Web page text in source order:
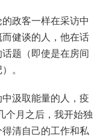
政客一样在采访中
健谈的人，他在话
题（即使是在房间
。
汲取能量的人，疫
个月之后，我开始独
清自己的工作和私